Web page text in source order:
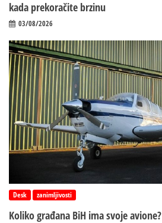
kada prekoračite brzinu
03/08/2026
Desk zanimljivosti
Koliko građana BiH ima svoje avione?